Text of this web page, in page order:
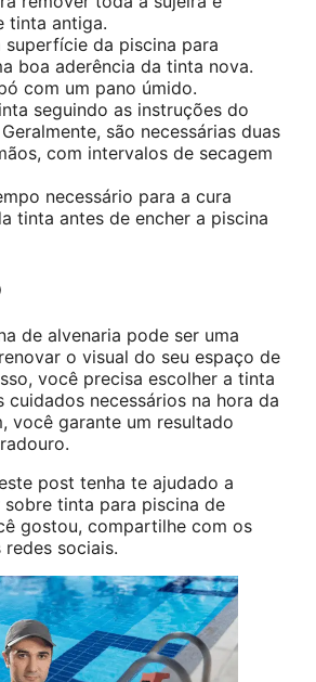
tinta antiga.
superfície da piscina para
boa aderência da tinta nova.
com um pano úmido.
seguindo as instruções do
são necessárias duas
com intervalos de secagem
necessário para a cura
tinta antes de encher a piscina
de alvenaria pode ser uma
o visual do seu espaço de
você precisa escolher a tinta
cuidados necessários na hora da
você garante um resultado
post tenha te ajudado a
tinta para piscina de
gostou, compartilhe com os
redes sociais.